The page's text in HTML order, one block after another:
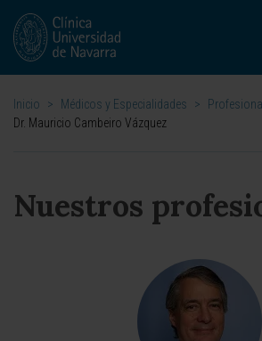
Inicio > Médicos y Especialidades >
Dr. Mauricio Cambeiro Vázquez
Nuestros